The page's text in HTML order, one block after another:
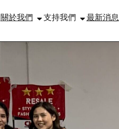
關於我們 支持我們 最新消息